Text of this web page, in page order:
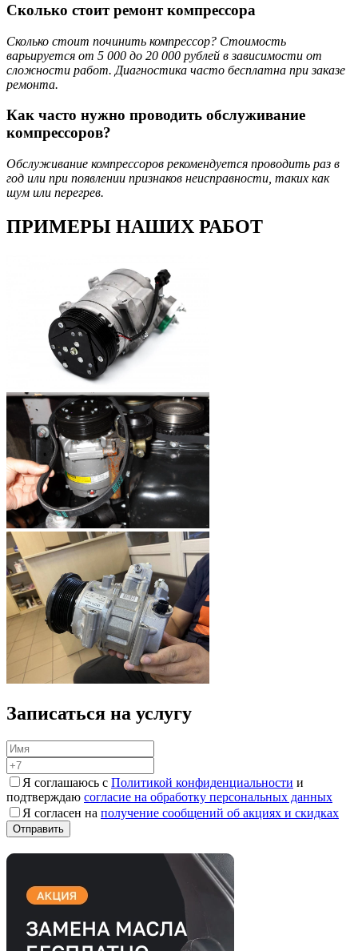
Сколько стоит ремонт компрессора
Сколько стоит починить компрессор? Стоимость
варьируется от 5 000 до 20 000 рублей в зависимости от
сложности работ. Диагностика часто бесплатна при заказе
ремонта.
Как часто нужно проводить обслуживание
компрессоров?
Обслуживание компрессоров рекомендуется проводить раз в
год или при появлении признаков неисправности, таких как
шум или перегрев.
ПРИМЕРЫ НАШИХ РАБОТ
Записаться на услугу
Я соглашаюсь с Политикой конфиденциальности и
подтверждаю согласие на обработку персональных данных
Я согласен на получение сообщений об акциях и скидках
Обслуживаем марки авто
Записаться на сервис